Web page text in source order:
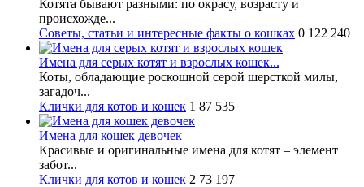
Котята бывают разными: по окрасу, возрасту и
происхожде...
Советы, статьи и интересные факты о кошках 0 122 240
Имена для серых котят и взрослых кошек...
Коты, обладающие роскошной серой шерсткой милы,
загадоч...
Клички для котов и кошек 1 87 535
Имена для кошек девочек
Красивые и оригинальные имена для котят – элемент
забот...
Клички для котов и кошек 2 73 197